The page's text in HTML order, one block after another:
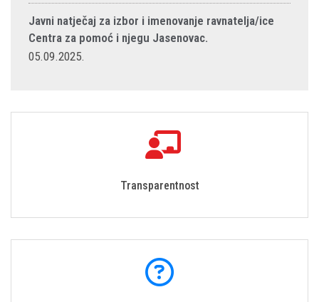
Javni natječaj za izbor i imenovanje ravnatelja/ice
Centra za pomoć i njegu Jasenovac.
05.09.2025.
Transparentnost